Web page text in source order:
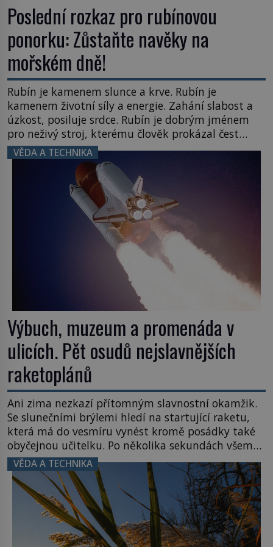
Poslední rozkaz pro rubínovou
ponorku: Zůstaňte navěky na
mořském dně!
Rubín je kamenem slunce a krve. Rubín je
kamenem životní síly a energie. Zahání slabost a
úzkost, posiluje srdce. Rubín je dobrým jménem
pro neživý stroj, kterému člověk prokázal čest
nezmizet v tavicí peci a našel mu místo
k poslednímu odpočinku. Je druhá polovina 50. let
minulého století. Nálože spočítány, umístěny a
odpáleny. Trup ponorky nabírá vodu […]
VĚDA A TECHNIKA
Výbuch, muzeum a promenáda v
ulicích. Pět osudů nejslavnějších
raketoplánů
Ani zima nezkazí přítomným slavnostní okamžik.
Se slunečními brýlemi hledí na startující raketu,
která má do vesmíru vynést kromě posádky také
obyčejnou učitelku. Po několika sekundách všem
ztuhnou úsměvy, stroj totiž exploduje. Jejich
konstrukce není z levného kraje, daňové
poplatníky stojí miliardy dolarů. Na druhou stranu
zvládnou jen představitelné věci. Na malé kousky
Název: Columbia První […]
VĚDA A TECHNIKA